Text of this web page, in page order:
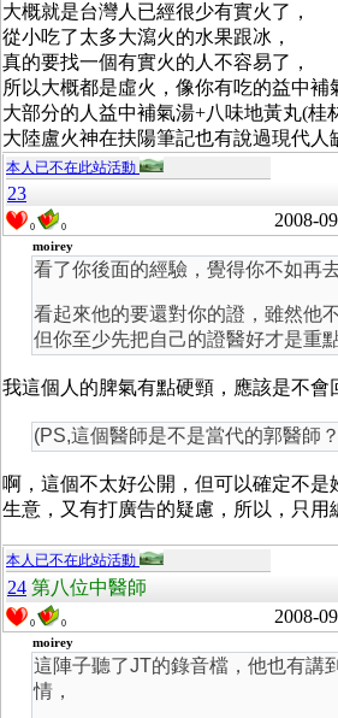
大概就是台灣人已經很少有實火了，
從小吃了太多大瀉火的水果跟冰，
真的要找一個有實火的人不容易了，
所以大概都是虛火，像你有吃的益中補
大部分的人益中補氣湯+八味地黃丸(桂
大陸盧火神在扶陽筆記也有說過現代人
本人已不在此站活動
23
0 0 2008-
moirey
看了你後面的經驗，覺得你不如再
看起來他的要還對你的證，雖然他
但你至少先把自己的證醫好才是重點
我這個人的脾氣有點硬頸，應該是不會
(PS,這個醫師是不是當代的郭醫師？
啊，這個不太好公開，但可以確定不是
生意，又有打廣告的疑慮，所以，只用
本人已不在此站活動
24 第八位中醫師
0 0 2008-
moirey
這陣子聽了JT的錄音檔，他也有講
情，